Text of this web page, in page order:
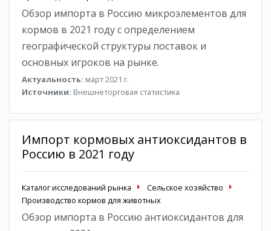
Обзор импорта в Россию микроэлементов для
кормов в 2021 году с определением
географической структуры поставок и
основных игроков на рынке.
Актуальность: март 2021 г.
Источники: Внешнеторговая статистика
Импорт кормовых антиоксидантов в
Россию в 2021 году
Каталог исследований рынка
Сельское хозяйство
Производство кормов для животных
Обзор импорта в Россию антиоксидантов для